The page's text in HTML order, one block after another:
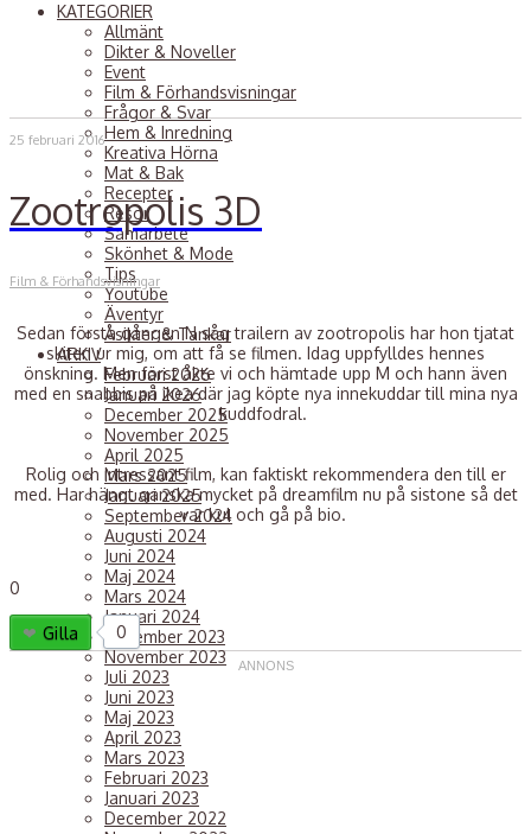
KATEGORIER
Allmänt
Dikter & Noveller
Event
Film & Förhandsvisningar
Frågor & Svar
Hem & Inredning
Kreativa Hörna
Mat & Bak
Recepter
Resor
Samarbete
Skönhet & Mode
Tips
Youtube
Äventyr
Åsikter & Tankar
ARKIV
Februari 2026
Januari 2026
December 2025
November 2025
April 2025
Mars 2025
Januari 2025
September 2024
Augusti 2024
Juni 2024
Maj 2024
Mars 2024
Januari 2024
December 2023
November 2023
Juli 2023
Juni 2023
Maj 2023
April 2023
Mars 2023
Februari 2023
Januari 2023
December 2022
25 februari 2016
Zootropolis 3D
Film & Förhandsvisningar
Sedan första gången N såg trailern av zootropolis har hon tjatat
skiten ur mig, om att få se filmen. Idag uppfylldes hennes
önskning. Men först åkte vi och hämtade upp M och hann även
med en snabbis på ikea där jag köpte nya innekuddar till mina nya
kuddfodral.
Rolig och intressant film, kan faktiskt rekommendera den till er
med. Har hängt ganska mycket på dreamfilm nu på sistone så det
var kul och gå på bio.
0
0
Gilla